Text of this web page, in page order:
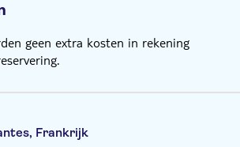
geen extra kosten in rekening
Frankrijk